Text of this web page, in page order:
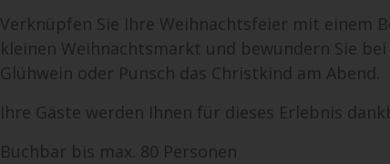
Verknüpfen Sie Ihre Weihnachtsfeier mit einem
kleinen Weihnachtsmarkt und bewundern Sie
Glühwein oder Punsch das Christkind am Abend.
Ihre Gäste werden Ihnen für dieses Erlebnis
Buchbar bis max. 80 Personen